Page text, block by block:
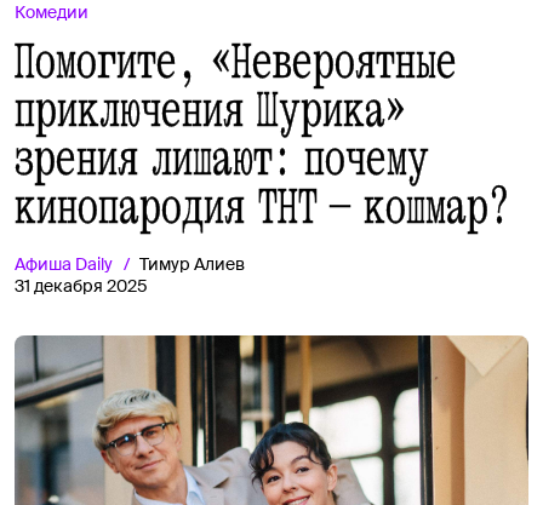
Комедии
Помогите, «Невероятные
приключения Шурика»
зрения лишают: почему
кинопародия ТНТ — кошмар?
Афиша Daily
Тимур Алиев
31 декабря 2025